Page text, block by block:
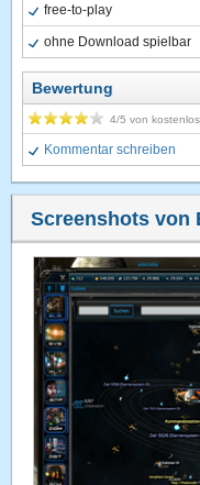
free-to-play
ohne Download spielbar
Bewertung
4/5 von
Kommentar schreiben
Screenshots von